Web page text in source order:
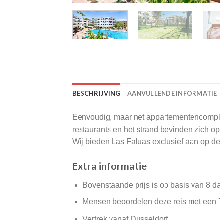
BESCHRIJVING AANVULLENDE INFORMATIE
Eenvoudig, maar net
restaurants en het strand bevinden zich
Wij bieden Las Faluas exclusief aan op
Extra informatie
Bovenstaande prijs is op basis van 8
Mensen beoordelen deze reis met een